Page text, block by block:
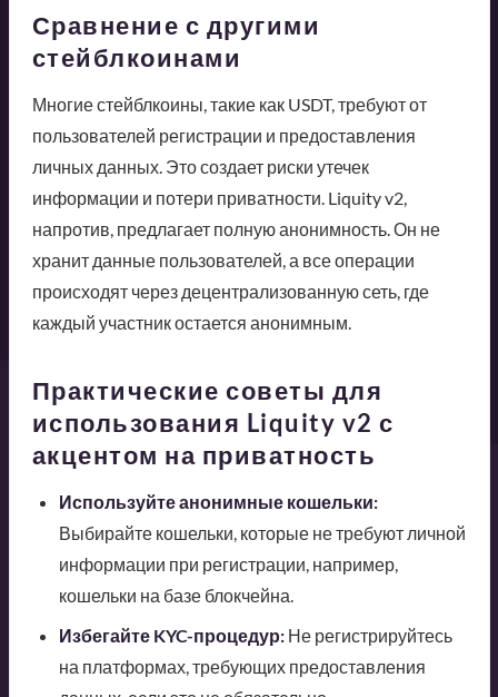
Сравнение с другими
стейблкоинами
Многие стейблкоины, такие как USDT, требуют от
пользователей регистрации и предоставления
личных данных. Это создает риски утечек
информации и потери приватности. Liquity v2,
напротив, предлагает полную анонимность. Он не
хранит данные пользователей, а все операции
происходят через децентрализованную сеть, где
каждый участник остается анонимным.
Практические советы для
использования Liquity v2 с
акцентом на приватность
Используйте анонимные кошельки:
Выбирайте кошельки, которые не требуют личной
информации при регистрации, например,
кошельки на базе блокчейна.
Избегайте KYC-процедур:Не регистрируйтесь
на платформах, требующих предоставления